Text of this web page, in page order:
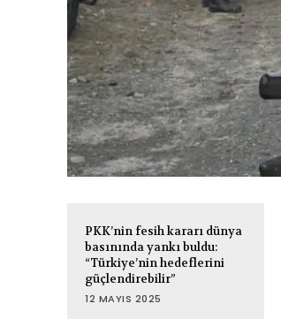
PKK’nin fesih kararı dünya
basınında yankı buldu:
“Türkiye’nin hedeflerini
güçlendirebilir”
12 MAYIS 2025